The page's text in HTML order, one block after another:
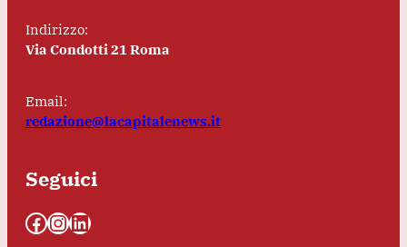
Indirizzo:
Via Condotti 21 Roma
Email:
redazione@lacapitalenews.it
Seguici
Facebook InstagramLinkedIn